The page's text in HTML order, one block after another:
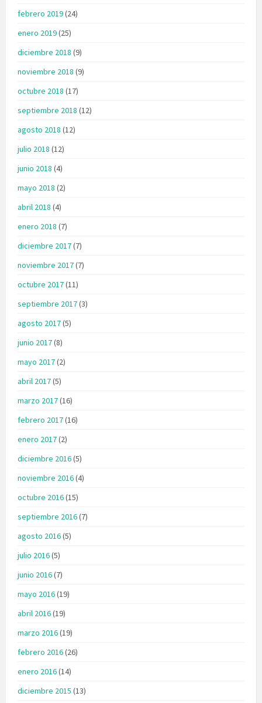
febrero 2019(24)
enero 2019(25)
diciembre 2018 (9)
noviembre 2018 (9)
octubre 2018 (17)
septiembre 2018 (12)
agosto 2018 (12)
julio 2018 (12)
junio 2018 (4)
mayo 2018 (2)
abril 2018 (4)
enero 2018 (7)
diciembre 2017(7)
noviembre 2017(7)
octubre 2017(11)
septiembre 2017(3)
agosto 2017(5)
junio 2017(8)
mayo 2017(2)
abril 2017(5)
marzo 2017(16)
febrero 2017(16)
enero 2017(2)
diciembre 2016(5)
noviembre 2016(4)
octubre 2016(15)
septiembre 2016(7)
agosto 2016(5)
julio 2016(5)
junio 2016(7)
mayo 2016(19)
abril 2016(19)
marzo 2016(19)
febrero 2016(26)
enero 2016(14)
diciembre 2015 (13)